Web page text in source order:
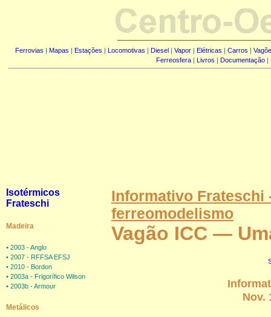
Ferrovias | Mapas | Estações | Locomotivas | Diesel | Vapor | Elétricas | Carros |
Ferreosfera| Livros | Documentação|
Isotérmicos
Frateschi
Madeira
• 2003 - Anglo
• 2007 - RFFSA EFSJ
• 2010 - Bordon
• 2003a - Frigorífico Wilson
• 2003b - Armour
Metálicos
Informativo Frateschi
ferreomodelismo
Vagão ICC —
Nov.